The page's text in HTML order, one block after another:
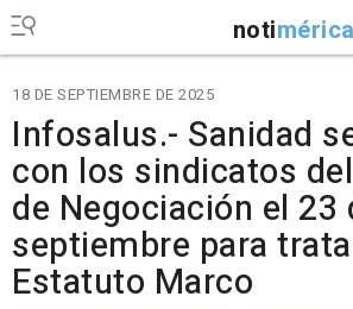
notimérica
18 DE SEPTIEMBRE DE 2025
Infosalus.- Sanidad
con los sindicatos
de Negociación el 23
septiembre para
Estatuto Marco